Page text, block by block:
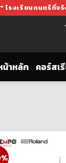
" โรงเรียนดนตรีที่จริ
น้าหลัก คอร์สเ